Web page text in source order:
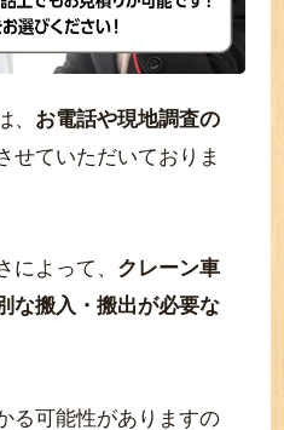
、 お電話や現地調査の
せていただいておりま
によって、 クレーン車
な搬入・搬出が必要な
る可能性がありますの